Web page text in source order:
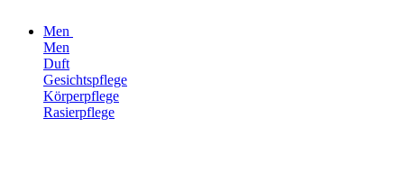
Men
Men
Duft
Gesichtspflege
Körperpflege
Rasierpflege